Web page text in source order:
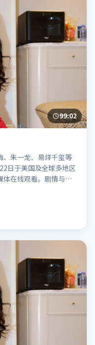
99:02
、朱一龙、易烊千玺等
日于美国及全球多地区
体在线观看。剧情与看
局出人意料，适合推
「朴赞郁」「悬疑」
」等关键词的影迷阅读